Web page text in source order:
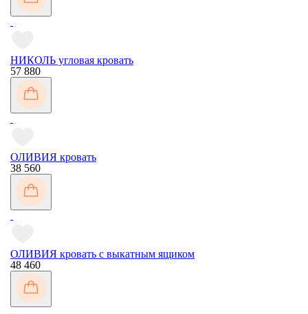
НИКОЛЬ угловая кровать
57 880
ОЛИВИЯ кровать
38 560
ОЛИВИЯ кровать с выкатным ящиком
48 460